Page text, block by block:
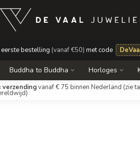
bestelling (vanaf €50) met code
Buddha to Buddha Horloges
verzendingvanaf € 75 binnen Nederland (zie